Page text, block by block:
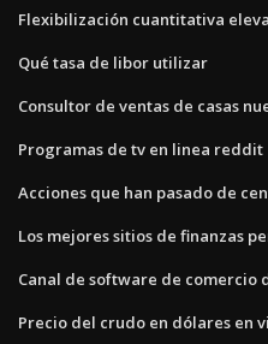
Flexibilización cuantitativa
Qué tasa de libor utilizar
Consultor de ventas de casas
Programas de tv en linea reddit
Acciones que han pasado de
Los mejores sitios de finanzas
Canal de software de comercio
Precio del crudo en dólares en